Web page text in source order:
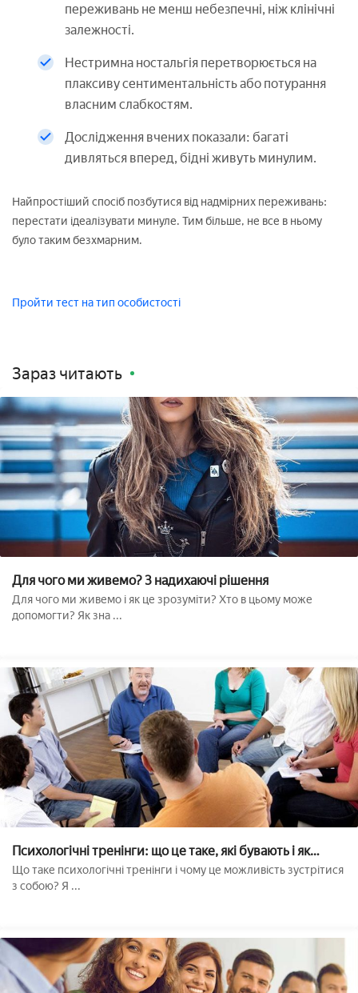
переживань не менш небезпечні, ніж клінічні
залежності.
Нестримна ностальгія перетворюється на
плаксиву сентиментальність або потурання
власним слабкостям.
Дослідження вчених показали: багаті
дивляться вперед, бідні живуть минулим.
Найпростіший спосіб позбутися від надмірних переживань:
перестати ідеалізувати минуле. Тим більше, не все в ньому
було таким безхмарним.
Пройти тест на тип особистості
Зараз читають
Для чого ми живемо? 3 надихаючі рішення
Для чого ми живемо і як це зрозуміти? Хто в цьому може
допомогти? Як зна ...
Психологічні тренінги: що це таке, які бувають і як
вибрати??
Що таке психологічні тренінги і чому це можливість зустрітися
з собою? Я ...